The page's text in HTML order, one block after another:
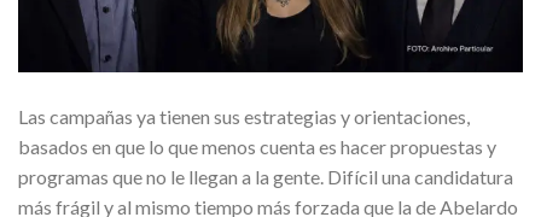
Las campañas ya tienen sus estrategias y orientaciones,
basados en que lo que menos cuenta es hacer propuestas y
programas que no le llegan a la gente. Difícil una candidatura
más frágil y al mismo tiempo más forzada que la de Abelardo